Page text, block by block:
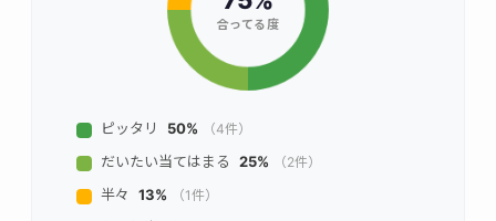
合ってる度
ピッタリ 50% （4件）
だいたい当てはまる 25% （2件）
半々 13% （1件）